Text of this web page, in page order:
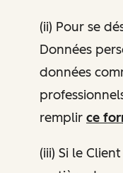
(ii) Pour se
Données
données
remplir ce
(iii) Si le